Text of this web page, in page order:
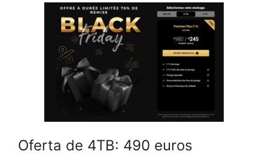
Oferta de 4TB: 490 euros